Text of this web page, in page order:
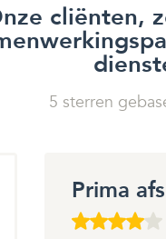
cliënten,
5 sterren
Prima